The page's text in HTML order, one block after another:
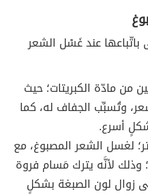
عند غَسْل الشعر
من مادّة الكبريتات؛ حيث
وتُسبِّب الجفاف له، كما
أسرع.
لغسل الشعر المصبوغ، مع
وذلك لأنَّه يترك مَسام فروة
زوال لون الصبغة بشكلٍ